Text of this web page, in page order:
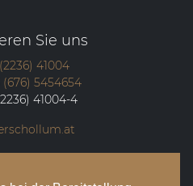
Sie uns
41004
(676) 5454654
41004-4
Mödling